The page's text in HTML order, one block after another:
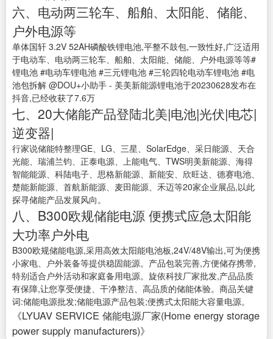
六、电动两三轮车、船舶、太阳能、储能、
户外电源等
单体国轩 3.2V 52AH磷酸铁锂电池,平整不鼓包,一致性好,广泛适用
于电动车、电动两三轮车、船舶、太阳能、储能、户外电源等等#
锂电池 #电动车锂电池 #三元锂电池 #三轮四轮电动车锂电池 #电
池包拆解 @DOU+小助手 - 美美新能源锂电池于20230628发布在
抖音,已经收获了7.6万
七、20大储能产品登陆北美|电池|光伏|电芯|
逆变器|
行家说储能特整理GE、LG、三星、SolarEdge、采日能源、天合
光能、瑞浦兰钧、正泰电源、上能电气、TWS明美新能源、海得
智能能源、科陆电子、思格新能源、新能安、欣旺达、德赛电池、
楚能新能源、首航新能源、麦田能源、禾迈等20家企业展品,以此
探寻储能产品发展风向。
八、B300欧规储能电源 便携式应急太阳能
大功率户外电
B300欧规储能电源,采用高效太阳能电池板,24V/48V输出,可为便携
小家电、户外装备等提供稳固能源。产品包装完善,方便储存携带,
特别适合户外活动和家庭备用电源。旋依科技厂家批发,产品品质
有保障,让您享受便捷、干净整洁、高品质的储能体验。商品关键
词:储能电源批发;储能电源产品包装;便携式太阳能大容量电源。
《LYUAV SERVICE 储能电源厂家(Home energy storage
power supply manufacturers)》